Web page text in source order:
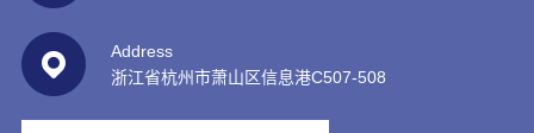
Hall
chip
energy
intelligence
Address
浙江省杭州市萧山区信息港C507-508